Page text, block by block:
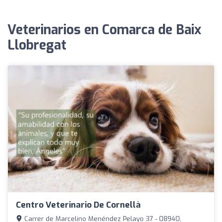
Veterinarios en Comarca de Baix
Llobregat
Centro Veterinario De Cornellà
Carrer de Marcelino Menéndez Pelayo 37 - 08940,